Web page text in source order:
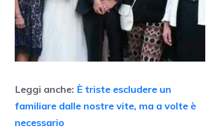
Leggi anche: È triste escludere un
familiare dalle nostre vite, ma a volte è
necessario